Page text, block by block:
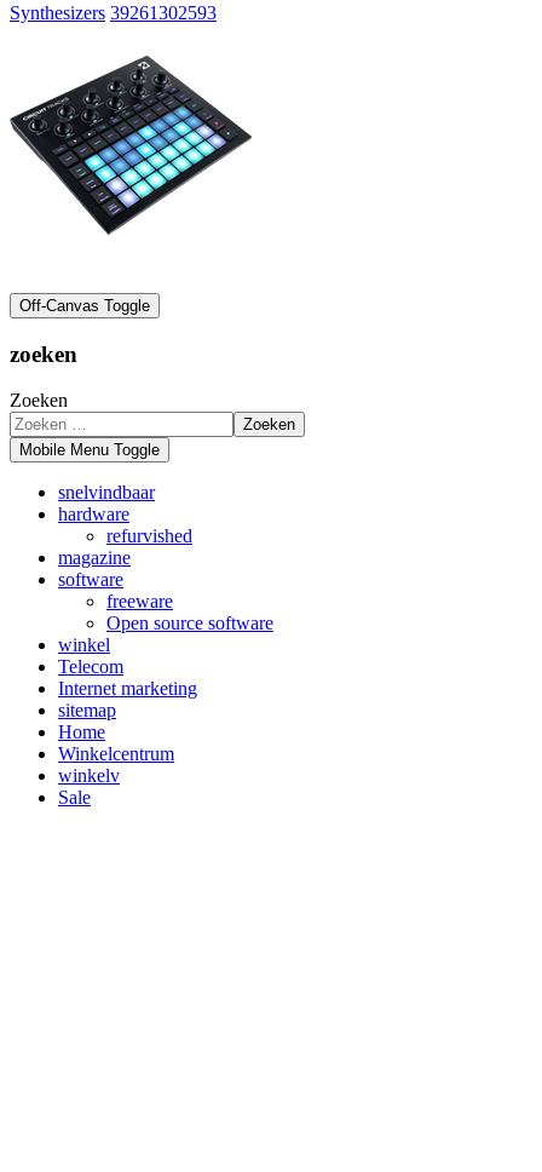
Synthesizers 39261302593
Off-Canvas Toggle
zoeken
Zoeken
Zoeken
Mobile Menu Toggle
snelvindbaar
hardware
refurvished
magazine
software
freeware
Open source software
winkel
Telecom
Internet marketing
sitemap
Home
Winkelcentrum
winkelv
Sale